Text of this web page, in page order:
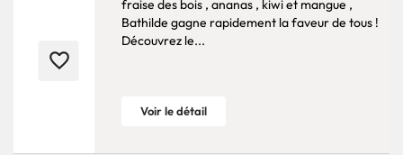
favorite_border
fraise des bois , ananas , kiwi et mangue ,
Bathilde gagne rapidement la faveur de tous !
Découvrez le...
Voir le détail